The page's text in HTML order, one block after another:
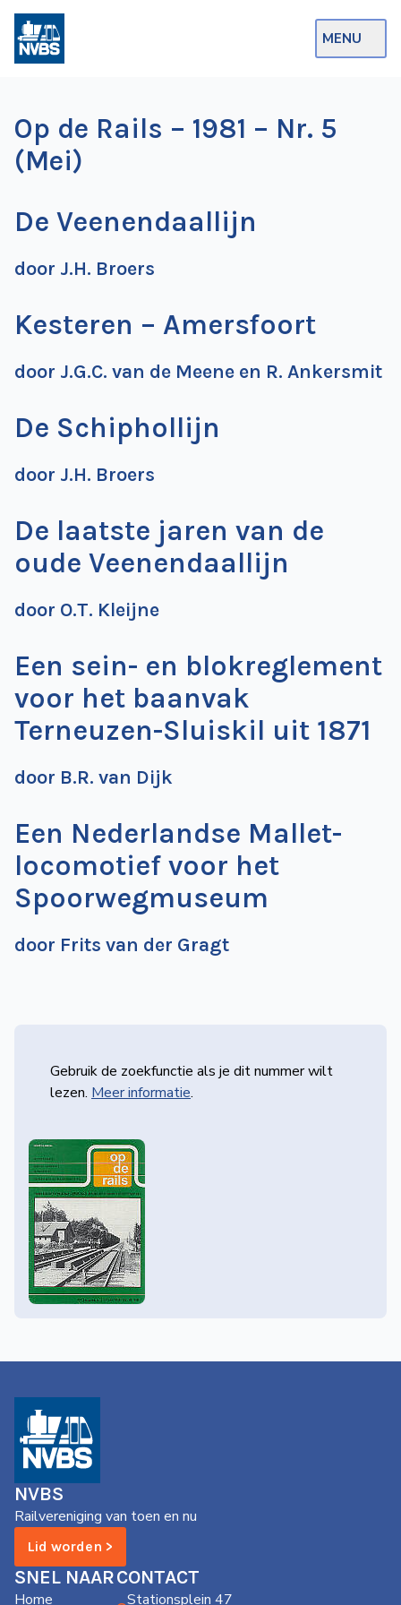
MENU
Op de Rails
NVBS Actueel
Afdelingen
Ons
aanbod
de
Wegwijzer
NVBS
Op de Rails – 1981 – Nr. 5
(Mei)
De Veenendaallijn
door J.H. Broers
Kesteren – Amersfoort
door J.G.C. van de Meene en R. Ankersmit
De Schiphollijn
door J.H. Broers
De laatste jaren van de
oude Veenendaallijn
door O.T. Kleijne
Een sein- en blokreglement
voor het baanvak
Terneuzen-Sluiskil uit 1871
door B.R. van Dijk
Een Nederlandse Mallet-
locomotief voor het
Spoorwegmuseum
door Frits van der Gragt
Gebruik de zoekfunctie als je dit nummer wilt
lezen. Meer informatie.
NVBS
Railvereniging van toen en nu
Lid worden >
SNEL NAAR
Home
CONTACT
Stationsplein 47